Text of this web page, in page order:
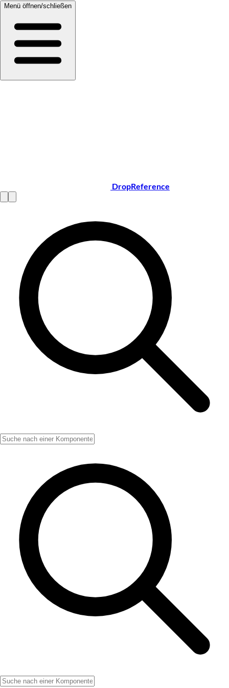
Menü öffnen/schließen
DropReference